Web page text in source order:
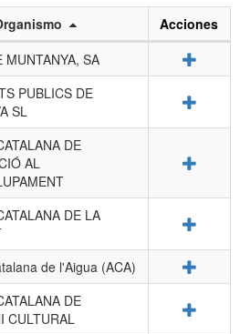
Acciones
MUNTANYA, SA
PUBLICS DE
SL
DE
AL
DE LA
de l'Aigua (ACA)
DE
CULTURAL